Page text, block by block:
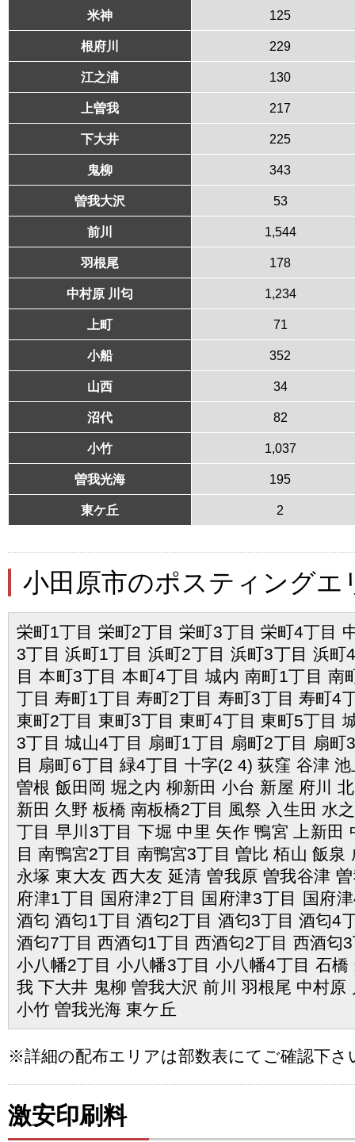
米神 125
根府川 229
江之浦 130
上曽我 217
下大井 225
鬼柳 343
曽我大沢 53
前川 1,544
羽根尾 178
中村原 川匂 1,234
上町 71
小船 352
山西 34
沼代 82
小竹 1,037
曽我光海 195
東ケ丘 2
小田原市のポスティングエ
栄町1丁目 栄町2丁目 栄町3丁目 栄町4丁目
3丁目 浜町1丁目 浜町2丁目 浜町3丁目 浜町
目 本町3丁目 本町4丁目 城内 南町1丁目 南
丁目 寿町1丁目 寿町2丁目 寿町3丁目 寿町4
東町2丁目 東町3丁目 東町4丁目 東町5丁目
3丁目 城山4丁目 扇町1丁目 扇町2丁目 扇町
目 扇町6丁目 緑4丁目 十字(2 4) 荻窪 谷津
曽根 飯田岡 堀之内 柳新田 小台 新屋 府川
新田 久野 板橋 南板橋2丁目 風祭 入生田 水
丁目 早川3丁目 下堀 中里 矢作 鴨宮 上新田
目 南鴨宮2丁目 南鴨宮3丁目 曽比 栢山 飯泉
永塚 東大友 西大友 延清 曽我原 曽我谷津
府津1丁目 国府津2丁目 国府津3丁目 国府
酒匂 酒匂1丁目 酒匂2丁目 酒匂3丁目 酒匂4
酒匂7丁目 西酒匂1丁目 西酒匂2丁目 西酒匂
小八幡2丁目 小八幡3丁目 小八幡4丁目 石
我 下大井 鬼柳 曽我大沢 前川 羽根尾 中村原
小竹 曽我光海 東ケ丘
※詳細の配布エリアは部数表にてご確認下さ
激安印刷料